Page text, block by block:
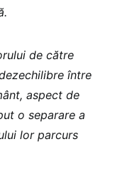
de către
între
aspect de
o separare a
lor parcurs